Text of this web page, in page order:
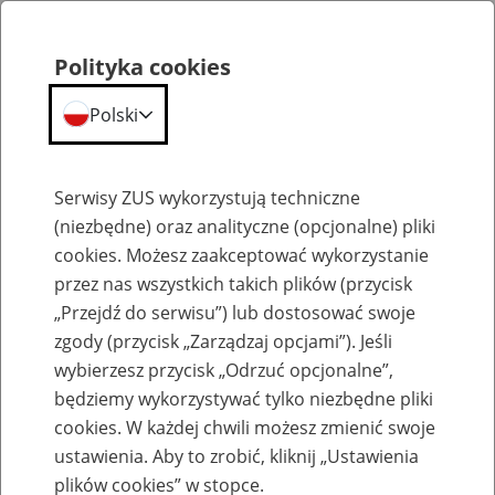
Emerytury
Baza zlikwidowanych lub
przekształconych zakładów pracy
Polityka cookies
Polski
Serwisy ZUS wykorzystują techniczne
(niezbędne) oraz analityczne (opcjonalne) pliki
cookies. Możesz zaakceptować wykorzystanie
przez nas wszystkich takich plików (przycisk
„Przejdź do serwisu”) lub dostosować swoje
zgody (przycisk „Zarządzaj opcjami”). Jeśli
wybierzesz przycisk „Odrzuć opcjonalne”,
będziemy wykorzystywać tylko niezbędne pliki
cookies. W każdej chwili możesz zmienić swoje
ustawienia. Aby to zrobić, kliknij „Ustawienia
plików cookies” w stopce.